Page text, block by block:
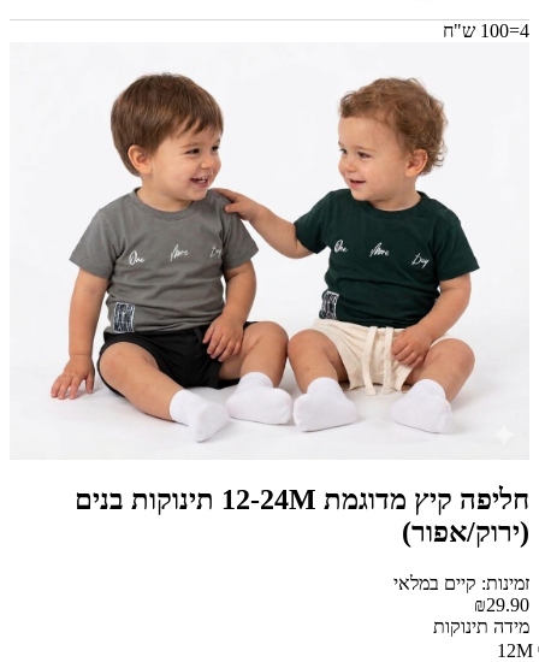
4=100 ש"ח
חליפה קיץ מדוגמת 12-24M תינוקות בנים
(ירוק/אפור)
זמינות: קיים במלאי
₪29.90
מידה תינוקות
12M